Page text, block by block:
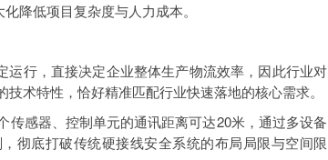
降低项目复杂度与人力成本。
行，直接决定企业整体生产物流效率，因此行业对
术特性，恰好精准匹配行业快速落地的核心需求。
感器、控制单元的通讯距离可达20米，通过多设备
彻底打破传统硬接线安全系统的布局局限与空间限